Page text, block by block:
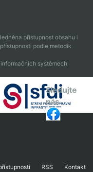
přístupnost obsahu i
podle metodik
systémech
Sledujte
nás
RSS Kontakt